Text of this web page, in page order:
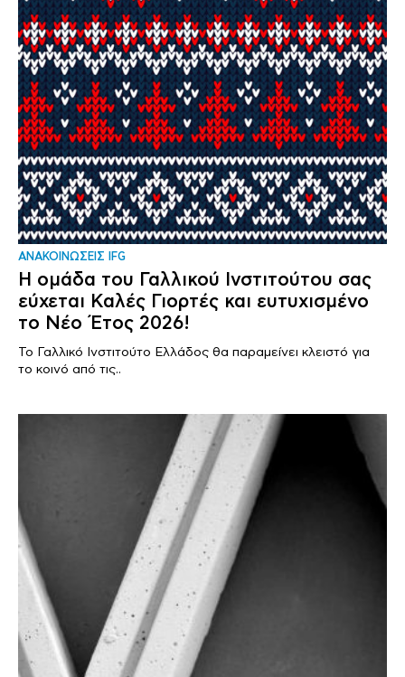
ΑΝΑΚΟΙΝΩΣΕΙΣ IFG
Η ομάδα του Γαλλικού Ινστιτούτου σας
εύχεται Καλές Γιορτές και ευτυχισμένο
το Νέο Έτος 2026!
Το Γαλλικό Ινστιτούτο Ελλάδος θα παραμείνει κλειστό για
το κοινό από τις..